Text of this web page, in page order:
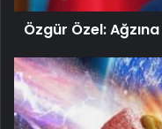
Özgür Özel: